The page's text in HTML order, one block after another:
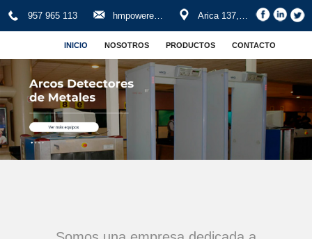
957 965 113 hmpowerenergy@yahoo.es - ventas.hmpowerenergy@gmail.com Arica 137, Barranco
INICIO NOSOTROS PRODUCTOS CONTACTO